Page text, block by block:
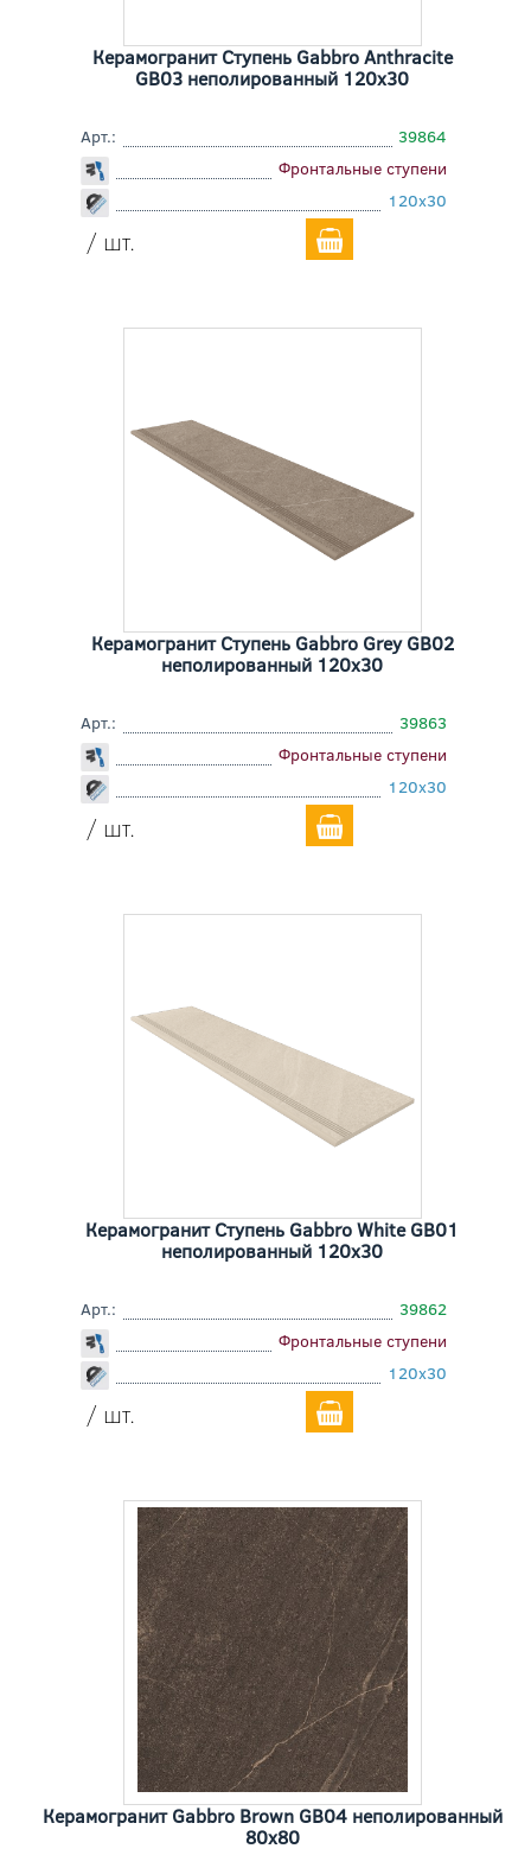
Керамогранит Ступень Gabbro Anthracite
GB03 неполированный 120x30
Арт.:
39864
Фронтальные ступени
120x30
/ шт.
Керамогранит Ступень Gabbro Grey GB02
неполированный 120x30
Арт.:
39863
Фронтальные ступени
120x30
/ шт.
Керамогранит Ступень Gabbro White GB01
неполированный 120x30
Арт.:
39862
Фронтальные ступени
120x30
/ шт.
Керамогранит Gabbro Brown GB04 неполированный
80x80